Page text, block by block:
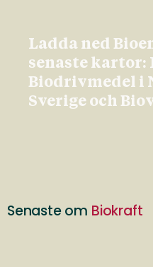
Ladda ned
senaste kartor:
Biodrivmedel i
Sverige och
Senaste om Biokraft